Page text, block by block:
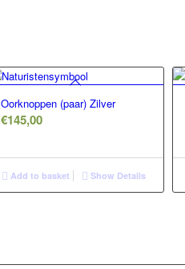
Oorknoppen (paar) Zilver
€145,00
Add to basket Show Details